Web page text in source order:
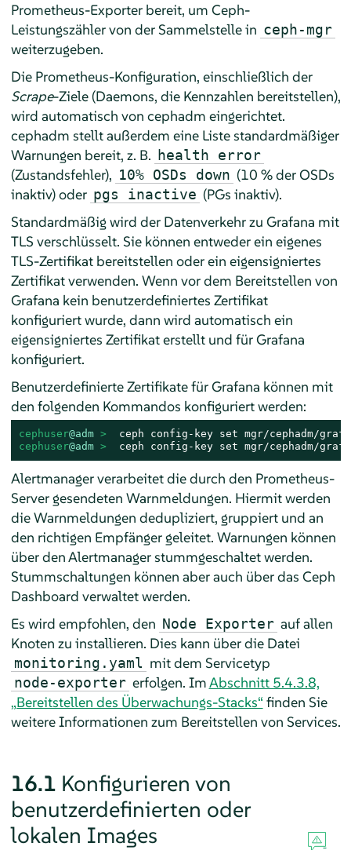
Prometheus-Exporter bereit, um Ceph-
Leistungszähler von der Sammelstelle in ceph-mgr
weiterzugeben.
Die Prometheus-Konfiguration, einschließlich der
Scrape-Ziele (Daemons, die Kennzahlen bereitstellen),
wird automatisch von cephadm eingerichtet.
cephadm stellt außerdem eine Liste standardmäßiger
Warnungen bereit, z. B. health error
(Zustandsfehler), 10% OSDs down (10 % der OSDs
inaktiv) oder pgs inactive (PGs inaktiv).
Standardmäßig wird der Datenverkehr zu Grafana mit
TLS verschlüsselt. Sie können entweder ein eigenes
TLS-Zertifikat bereitstellen oder ein eigensigniertes
Zertifikat verwenden. Wenn vor dem Bereitstellen von
Grafana kein benutzerdefiniertes Zertifikat
konfiguriert wurde, dann wird automatisch ein
eigensigniertes Zertifikat erstellt und für Grafana
konfiguriert.
Benutzerdefinierte Zertifikate für Grafana können mit
den folgenden Kommandos konfiguriert werden:
cephuser@adm >
cephuser@adm > ceph config-key set mgr/cephadm/
Alertmanager verarbeitet die durch den Prometheus-
Server gesendeten Warnmeldungen. Hiermit werden
die Warnmeldungen dedupliziert, gruppiert und an
den richtigen Empfänger geleitet. Warnungen können
über den Alertmanager stummgeschaltet werden.
Stummschaltungen können aber auch über das Ceph
Dashboard verwaltet werden.
Es wird empfohlen, den Node Exporter auf allen
Knoten zu installieren. Dies kann über die Datei
monitoring.yaml mit dem Servicetyp
node-exporter erfolgen. ImAbschnitt 5.4.3.8,
„Bereitstellen des Überwachungs-Stacks“finden Sie
weitere Informationen zum Bereitstellen von Services.
16.1 Konfigurieren von
benutzerdefinierten oder
lokalen Images